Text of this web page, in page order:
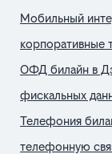
Мобильный
ОФД билайн в
фискальных
Телефония
телефонную